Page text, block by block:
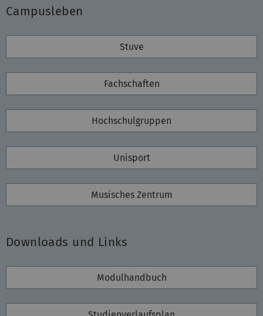
Campusleben
Stuve
Fachschaften
Hochschulgruppen
Unisport
Musisches Zentrum
Downloads und Links
Modulhandbuch